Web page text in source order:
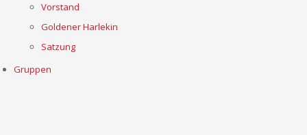
Vorstand
Goldener Harlekin
Satzung
Gruppen